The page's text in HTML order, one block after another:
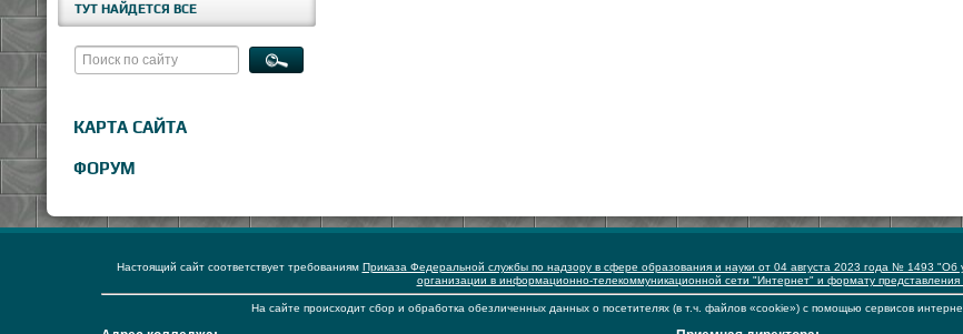
ТУТ НАЙДЕТСЯ ВСЕ
КАРТА САЙТА
ФОРУМ
Настоящий сайт соответствует требованиям Приказа Федеральной службы по надзору в сфере образования и науки от 04 августа 2023 года № 1493 "Об
организации в информационно-телекоммуникационной сети "Интернет" и формату
На сайте происходит сбор и обработка обезличенных данных о посетителях (в т.ч. файлов «cookie») с помощью сервисов